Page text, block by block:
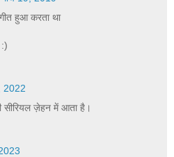
गीत हुआ करता था
2022
सीरियल ज़ेहन में आता है।